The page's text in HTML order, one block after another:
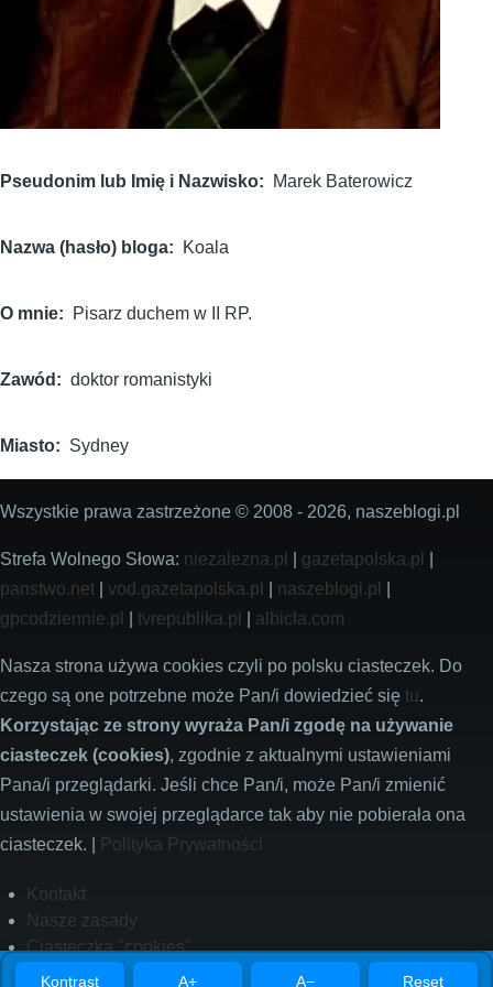
Pseudonim lub Imię i Nazwisko Marek Baterowicz
Nazwa (hasło) bloga Koala
O mnie Pisarz duchem w II RP.
Zawód doktor romanistyki
Miasto Sydney
Wszystkie prawa zastrzeżone © 2008 - 2026, naszeblogi.pl
Strefa Wolnego Słowa: niezalezna.pl gazetapolska.pl
panstwo.net
vod.gazetapolska.pl naszeblogi.pl
gpcodziennie.pl
tvrepublika.pl albicla.com
Nasza strona używa cookies czyli po polsku ciasteczek. Do
czego są one potrzebne może Pan/i dowiedzieć się tu.
Korzystając ze strony wyraża Pan/i zgodę na używanie
ciasteczek (cookies), zgodnie z aktualnymi ustawieniami
Pana/i przeglądarki. Jeśli chce Pan/i, może Pan/i zmienić
ustawienia w swojej przeglądarce tak aby nie pobierała ona
ciasteczek. |
Polityka Prywatności
FooterKontakt
Nasze zasady
Ciasteczka "cookies"
Polityka prywatności
Kontrast A+ A− Reset